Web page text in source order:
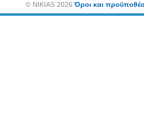
©NIKIAS 2026Όροι και